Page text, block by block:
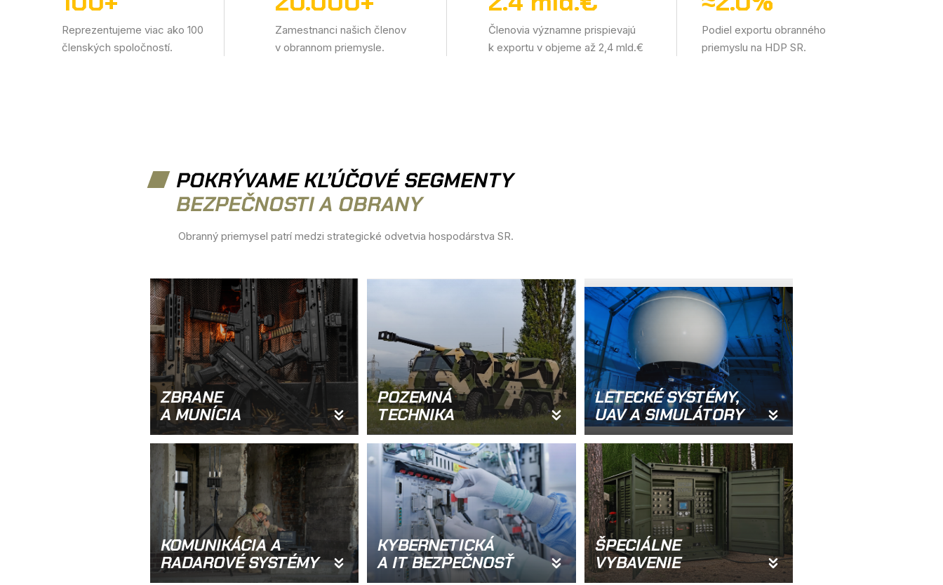
Reprezentujeme viac ako 100
členských spoločností.
Zamestnanci našich členov
v obrannom priemysle.
Členovia významne prispievajú
k exportu v objeme až 2,4 mld.€
Podiel exportu obranného
priemyslu na HDP SR.
POKRÝVAME KĽÚČOVÉ SEGMENTY
BEZPEČNOSTI A OBRANY
Obranný priemysel patrí medzi strategické odvetvia hospodárstva SR.
ZBRANE
A MUNÍCIA
POZEMNÁ
TECHNIKA
LETECKÉ SYSTÉMY,
UAV A SIMULÁTORY
KOMUNIKÁCIA A
RADAROVÉ SYSTÉMY
KYBERNETICKÁ
A IT BEZPEČNOSŤ
ŠPECIÁLNE
VYBAVENIE